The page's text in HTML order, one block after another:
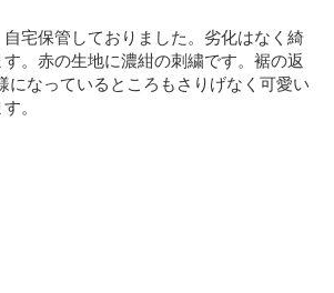
自宅保管しておりました。劣化はなく綺
。赤の生地に濃紺の刺繍です。裾の返
になっているところもさりげなく可愛い
。